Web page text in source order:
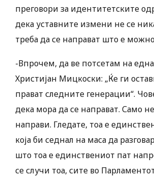
преговори за идентитетските
дека уставните измени не се
треба да се направат што е
-Впрочем, да ве потсетам на една
Христијан Мицкоски: „Ќе ги
прават следните генерации“.
дека мора да се направат. Само не
направи. Гледате, тоа е
која би седнал на маса да
што тоа е единствениот пат
се случи тоа, сите во